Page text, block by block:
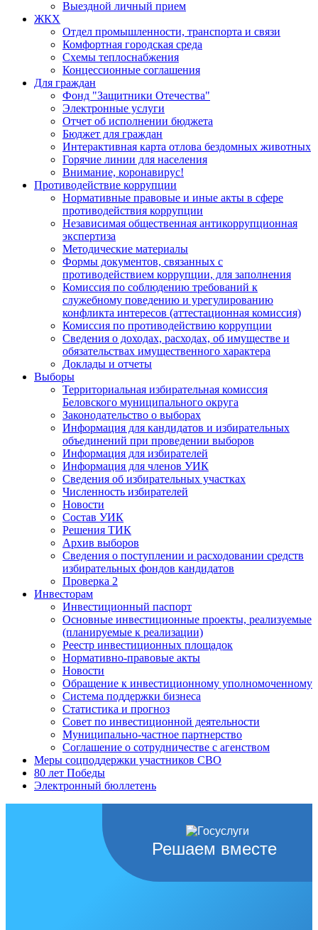
Выездной личный прием
ЖКХ
Отдел промышленности, транспорта и связи
Комфортная городская среда
Схемы теплоснабжения
Концессионные соглашения
Для граждан
Фонд "Защитники Отечества"
Электронные услуги
Отчет об исполнении бюджета
Бюджет для граждан
Интерактивная карта отлова бездомных животных
Горячие линии для населения
Внимание, коронавирус!
Противодействие коррупции
Нормативные правовые и иные акты в сфере
противодействия коррупции
Независимая общественная антикоррупционная
экспертиза
Методические материалы
Формы документов, связанных с
противодействием коррупции, для заполнения
Комиссия по соблюдению требований к
служебному поведению и урегулированию
конфликта интересов (аттестационная комиссия)
Комиссия по противодействию коррупции
Сведения о доходах, расходах, об имуществе и
обязательствах имущественного характера
Доклады и отчеты
Выборы
Территориальная избирательная комиссия
Беловского муниципального округа
Законодательство о выборах
Информация для кандидатов и избирательных
объединений при проведении выборов
Информация для избирателей
Информация для членов УИК
Сведения об избирательных участках
Численность избирателей
Новости
Состав УИК
Решения ТИК
Архив выборов
Сведения о поступлении и расходовании средств
избирательных фондов кандидатов
Проверка 2
Инвесторам
Инвестиционный паспорт
Основные инвестиционные проекты, реализуемые
(планируемые к реализации)
Реестр инвестиционных площадок
Нормативно-правовые акты
Новости
Обращение к инвестиционному уполномоченному
Система поддержки бизнеса
Статистика и прогноз
Совет по инвестиционной деятельности
Муниципально-частное партнерство
Соглашение о сотрудничестве с агенством
Меры соцподдержки участников СВО
80 лет Победы
Электронный бюллетень
Решаем вместе